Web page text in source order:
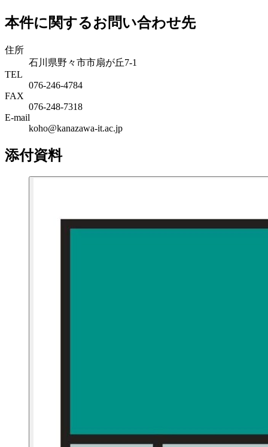
本件に関するお問い合わせ先
住所
石川県野々市市扇が丘7-1
TEL
076-246-4784
FAX
076-248-7318
E-mail
koho@kanazawa-it.ac.jp
添付資料